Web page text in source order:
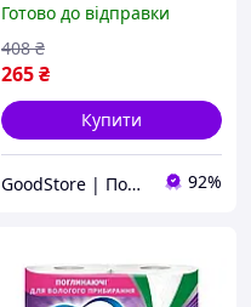
рулони
(7322540833300/73225409
73174) - Якість! Гарантія!
Готово до відправки
265₴
408 ₴
Купити
GoodStore | Подарунки, Товари для дому та работи 92%